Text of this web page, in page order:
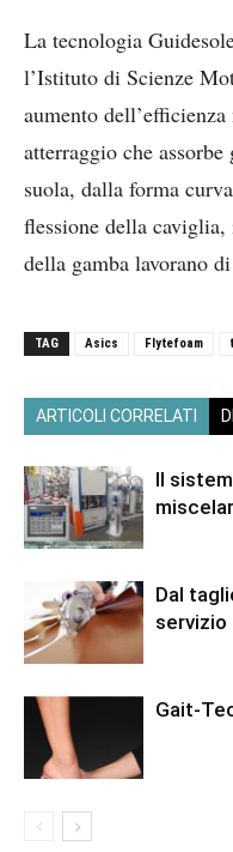
La tecnologia
l’Istituto di Scienze
aumento
atterraggio che
suola, dalla forma
flessione della
della gamba lavorano
TAG Asics Flytefoam
ARTICOLI CORRELATI
Il
Dal
servizio
Gait-